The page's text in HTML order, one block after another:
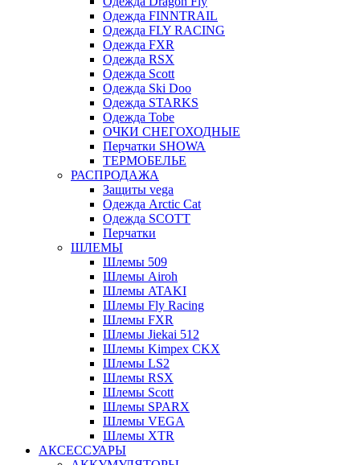
Одежда FINNTRAIL
Одежда FLY RACING
Одежда FXR
Одежда RSX
Одежда Scott
Одежда Ski Doo
Одежда STARKS
Одежда Tobe
ОЧКИ СНЕГОХОДНЫЕ
Перчатки SHOWA
ТЕРМОБЕЛЬЕ
РАСПРОДАЖА
Защиты vega
Одежда Arctic Cat
Одежда SCOTT
Перчатки
ШЛЕМЫ
Шлемы 509
Шлемы Airoh
Шлемы ATAKI
Шлемы Fly Racing
Шлемы FXR
Шлемы Jiekai 512
Шлемы Kimpex CKX
Шлемы LS2
Шлемы RSX
Шлемы Scott
Шлемы SPARX
Шлемы VEGA
Шлемы XTR
АКСЕССУАРЫ